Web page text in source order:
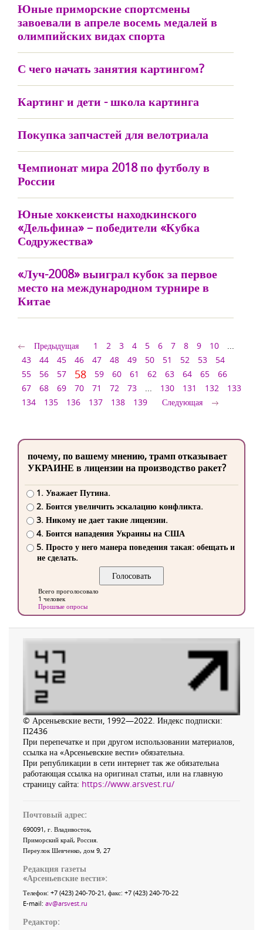
Юные приморские спортсмены
завоевали в апреле восемь медалей в
олимпийских видах спорта
С чего начать занятия картингом?
Картинг и дети - школа картинга
Покупка запчастей для велотриала
Чемпионат мира 2018 по футболу в
России
Юные хоккеисты находкинского
«Дельфина» – победители «Кубка
Содружества»
«Луч-2008» выиграл кубок за первое
место на международном турнире в
Китае
Предыдущая 1 2 3 4 5 6 7 8 9 10
...
43
44 45 46 47 48 49 50 51 52 53
54
55
56 57 58 59 60 61 62 63 64 65
66
67
68 69 70 71 72 73 ... 130 131 132
133
134
135 136 137 138 139 Следующая
почему, по вашему мнению, трамп отказывает
УКРАИНЕ в лицензии на производство ракет?
1. Уважает Путина.
2. Боится увеличить эскалацию конфликта.
3. Никому не дает такие лицензии.
4. Боится нападения Украины на США
5. Просто у него манера поведения такая: обещать и
не сделать.
Всего проголосовало
1 человек
Прошлые опросы
© Арсеньевские вести, 1992—2022. Индекс подписки:
П2436
При перепечатке и при другом использовании материалов,
ссылка на «Арсеньевские вести» обязательна.
При републикации в сети интернет так же обязательна
работающая ссылка на оригинал статьи, или на главную
страницу сайта: https://www.arsvest.ru/
Почтовый адрес:
690091, г. Владивосток,
Приморский край, Россия
Переулок Шевченко, дом 9, 27
Редакция газеты
«Арсеньевские вести»:
Телефон: +7 (423) 240-70-21, факс: +7 (423) 240-70-22
E-mail: av@arsvest.ru
Редактор: